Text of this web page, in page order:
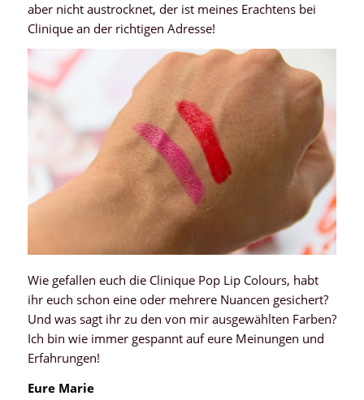
aber nicht austrocknet, der ist meines Erachtens bei
Clinique an der richtigen Adresse!
Wie gefallen euch die Clinique Pop Lip Colours, habt
ihr euch schon eine oder mehrere Nuancen gesichert?
Und was sagt ihr zu den von mir ausgewählten Farben?
Ich bin wie immer gespannt auf eure Meinungen und
Erfahrungen!
Eure Marie